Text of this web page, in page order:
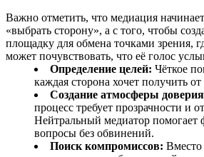
Важно отметить, что медиация
«выбрать сторону», а с того, чтобы
площадку для обмена точками зрения,
может почувствовать, что её голос
Определение целей: Чёткое
каждая сторона хочет получить
Создание атмосферы
процесс требует прозрачности и
Нейтральный медиатор помогает
вопросы без обвинений.
Поиск компромиссов: Вместо